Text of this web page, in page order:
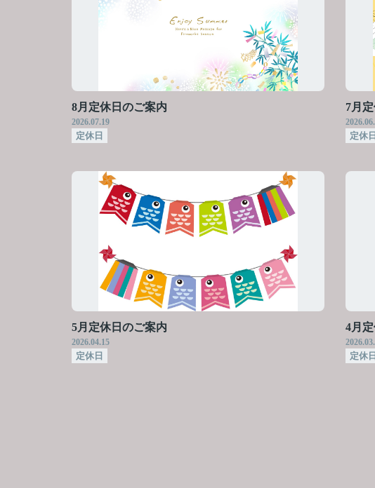
8月定休日のご案内
2026.07.19
定休日
7月
定休日
5月定休日のご案内
2026.04.15
定休日
4月
定休日